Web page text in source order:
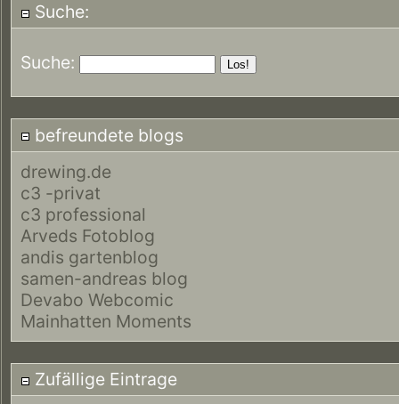
Suche:
Suche:
befreundete blogs
drewing.de
c3 -privat
c3 professional
Arveds Fotoblog
andis gartenblog
samen-andreas blog
Devabo Webcomic
Mainhatten Moments
Zufällige Eintrage